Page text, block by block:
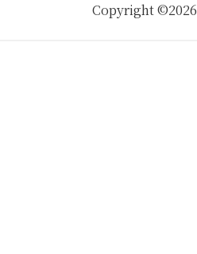
Copyright ©2026